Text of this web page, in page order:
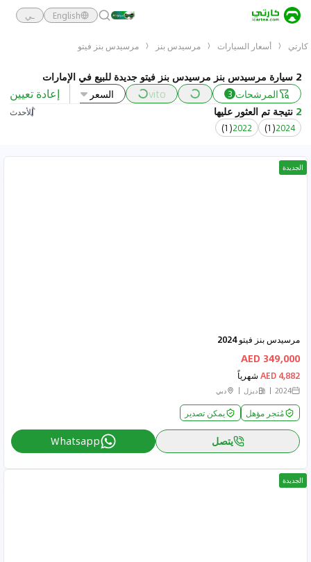
English ـي
كارتي أسعار السيارات مرسيدس بنز مرسيدس بنز فيتو
2 سيارة مرسيدس بنز مرسيدس بنز فيتو جديدة للبيع في الإمارات
المرشحات 3
vito السعر السنة
إعادة تعيين
2 نتيجة تم العثور عليها
الأحدث
2024
(
1
)
2022
(
1
)
الجديدة
مرسيدس بنز فيتو 2024
349,000 AED
4,882 AED شهرياً
2024 ديزل دبي
مُتجر مؤهل يمكن تصدير
يتصل Whatsapp
الجديدة